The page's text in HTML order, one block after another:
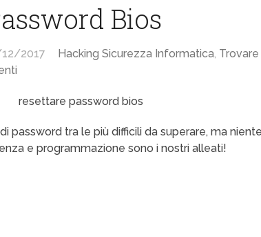
Bios
2017 Hacking Sicurezza Informatica, Trovare
password tra le più difficili da superare, ma
e programmazione sono i nostri alleati!